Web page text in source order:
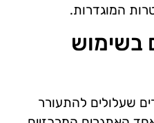
המוגדרות.
בשימוש
שעלולים להתעורר